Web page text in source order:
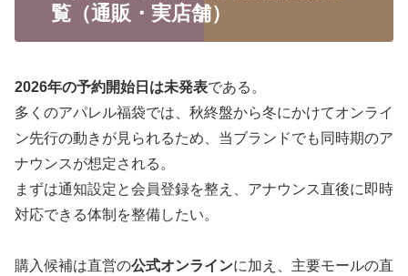
覧（通販・実店舗）
2026年の予約開始日は未発表である。
多くのアパレル福袋では、秋終盤から冬にかけてオンライ
ン先行の動きが見られるため、当ブランドでも同時期のア
ナウンスが想定される。
まずは通知設定と会員登録を整え、アナウンス直後に即時
対応できる体制を整備したい。
購入候補は直営の公式オンラインに加え、主要モールの直